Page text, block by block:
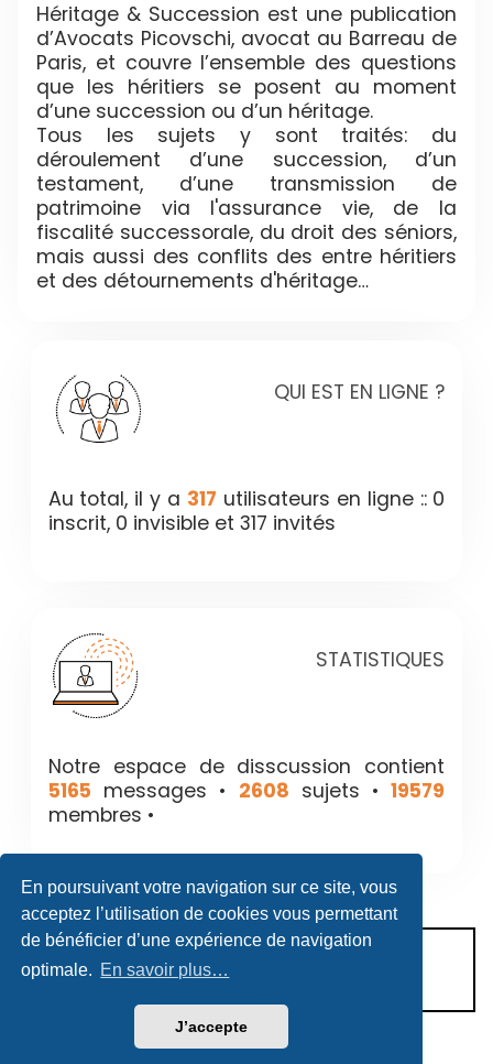
En poursuivant votre navigation sur ce site, vous
acceptez l’utilisation de cookies vous permettant
de bénéficier d’une expérience de navigation
optimale. En savoir plus…
J’accepte
Héritage & Succession est une publication
d’Avocats Picovschi, avocat au Barreau de
Paris, et couvre l’ensemble des questions
que les héritiers se posent au moment
d’une succession ou d’un héritage.
Tous les sujets y sont traités: du
déroulement d’une succession, d’un
testament, d’une transmission de
patrimoine via l'assurance vie, de la
fiscalité successorale, du droit des séniors,
mais aussi des conflits des entre héritiers
et des détournements d'héritage…
QUI EST EN LIGNE ?
Au total, il y a 317 utilisateurs en ligne :: 0
inscrit, 0 invisible et 317 invités
STATISTIQUES
Notre espace de disscussion contient
5165 messages • 2608 sujets •19579
membres •
CONDITIONS D’UTILISATION
POLITIQUE DE VIE PRIVÉE
Héritage & Succession